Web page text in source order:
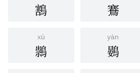
鶷 鶱
xù
䳳
yàn
鷃